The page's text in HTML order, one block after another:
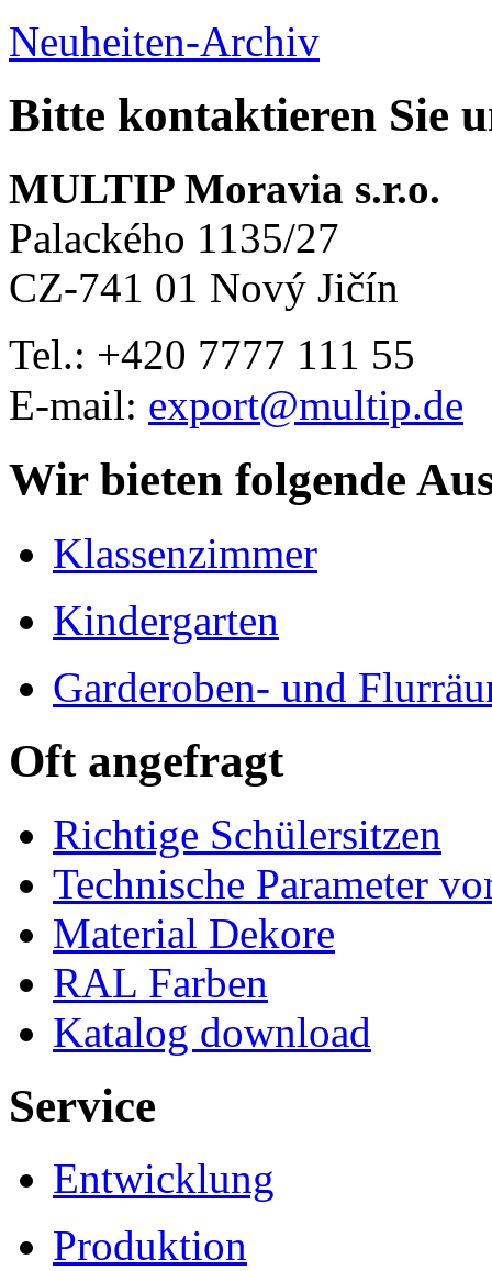
Neuheiten-Archiv
Bitte kontaktieren Sie
MULTIP Moravia s.r.o.
Palackého 1135/27
CZ-741 01 Nový Jičín
Tel.: +420 7777 111 55
E-mail: export@multip.de
Wir bieten folgende
Klassenzimmer
Kindergarten
Garderoben- und
Oft angefragt
Richtige Schülersitzen
Technische Parameter
Material Dekore
RAL Farben
Katalog download
Service
Entwicklung
Produktion